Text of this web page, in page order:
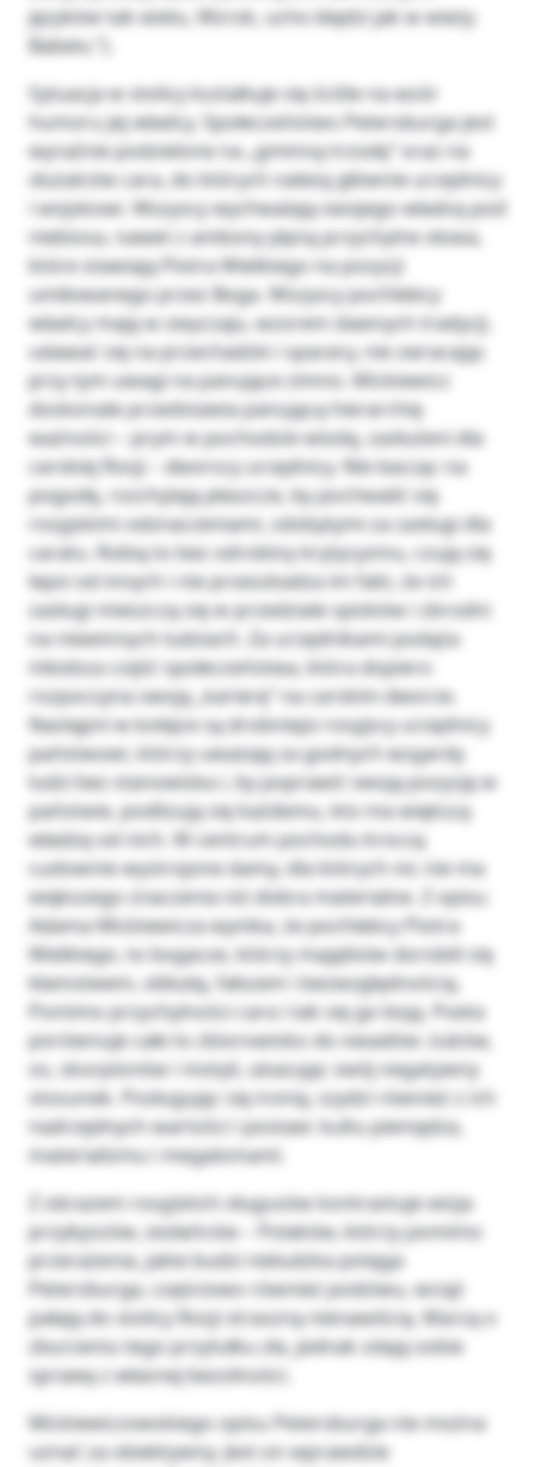
języków tak wielu, Wzrok, ucho błądzi jak w wieży
Babelu.”).
Sytuacja w stolicy kształtuje się ściśle na wzór
humoru jej władcy. Społeczeństwo Petersburga jest
wyraźnie podzielone na „gminną trzodę” oraz na
służalców cara, do których należą głównie urzędnicy
i wojskowi. Wszyscy wychwalają swojego władcę pod
niebiosa, nawet z ambony płyną przychylne słowa,
które stawiają Piotra Wielkiego na pozycji
umiłowanego przez Boga. Wszyscy pochlebcy
władcy mają w zwyczaju, wzorem dawnych tradycji,
udawać się na przechadzki i spacery, nie zwracając
przy tym uwagi na panujące zimno. Mickiewicz
doskonale przedstawia panującą hierarchię
ważności – prym w pochodzie wiodą, zasłużeni dla
carskiej Rosji – dworscy urzędnicy. Nie bacząc na
pogodę, rozchylają płaszcze, by pochwalić się
rosyjskimi odznaczeniami, zdobytymi za zasługi dla
caratu. Robią to bez odrobiny krytycyzmu, czują się
lepsi od innych i nie przeszkadza im fakt, że ich
zasługi mieszczą się w przedziale spisków i zbrodni
na niewinnych ludziach. Za urzędnikami podąża
młodsza część społeczeństwa, która dopiero
rozpoczyna swoją „karierę” na carskim dworze.
Następni w kolejce są drobniejsi rosyjscy urzędnicy
państwowi, którzy uważają za godnych wzgardy
ludzi bez stanowiska i, by poprawić swoją pozycję w
państwie, podlizują się każdemu, kto ma większą
władzę od nich. W centrum pochodu kroczą
cudownie wystrojone damy, dla których nic nie ma
większego znaczenia niż dobra materialne. Z opisu
Adama Mickiewicza wynika, że pochlebcy Piotra
Wielkiego, to bogacze, którzy majątków dorobili się
kłamstwem, obłudą, fałszem i bezwzględnością.
Pomimo przychylności cara i tak się go boją. Poeta
porównuje całe to zbiorowisko do owadów: żuków,
os, skorpionów i motyli, ukazując swój negatywny
stosunek. Posługując się ironią, szydzi również z ich
nadrzędnych wartości i postaw: kultu pieniądza,
materializmu i megalomanii.
Z obrazem rosyjskich sługusów kontrastuje wizja
przybyszów, zesłańców – Polaków, którzy pomimo
przerażenia, jakie budzi nieludzka potęga
Petersburga, częściowo również podziwu, wciąż
pałają do stolicy Rosji straszną nienawiścią. Marzą o
zburzeniu tego przytułku zła, jednak zdają sobie
sprawę z własnej bezsilności.
Mickiewiczowskiego opisu Petersburga nie można
uznać za obiektywny. Jest on wprawdzie